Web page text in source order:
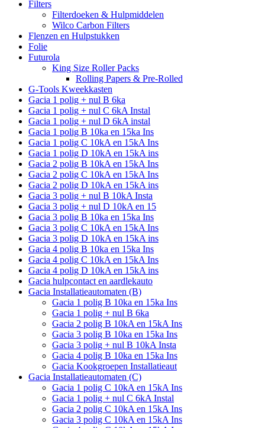
Filters
Filterdoeken & Hulpmiddelen
Wilco Carbon Filters
Flenzen en Hulpstukken
Folie
Futurola
King Size Roller Packs
Rolling Papers & Pre-Rolled
G-Tools Kweekkasten
Gacia 1 polig + nul B 6ka
Gacia 1 polig + nul C 6kA Instal
Gacia 1 polig + nul D 6kA instal
Gacia 1 polig B 10ka en 15ka Ins
Gacia 1 polig C 10kA en 15kA Ins
Gacia 1 polig D 10kA en 15kA ins
Gacia 2 polig B 10kA en 15kA Ins
Gacia 2 polig C 10kA en 15kA Ins
Gacia 2 polig D 10kA en 15kA ins
Gacia 3 polig + nul B 10kA Insta
Gacia 3 polig + nul D 10kA en 15
Gacia 3 polig B 10ka en 15ka Ins
Gacia 3 polig C 10kA en 15kA Ins
Gacia 3 polig D 10kA en 15kA ins
Gacia 4 polig B 10ka en 15ka Ins
Gacia 4 polig C 10kA en 15kA Ins
Gacia 4 polig D 10kA en 15kA ins
Gacia hulpcontact en aardlekauto
Gacia Installatieautomaten (B)
Gacia 1 polig B 10ka en 15ka Ins
Gacia 1 polig + nul B 6ka
Gacia 2 polig B 10kA en 15kA Ins
Gacia 3 polig B 10ka en 15ka Ins
Gacia 3 polig + nul B 10kA Insta
Gacia 4 polig B 10ka en 15ka Ins
Gacia Kookgroepen Installatieaut
Gacia Installatieautomaten (C)
Gacia 1 polig C 10kA en 15kA Ins
Gacia 1 polig + nul C 6kA Instal
Gacia 2 polig C 10kA en 15kA Ins
Gacia 3 polig C 10kA en 15kA Ins